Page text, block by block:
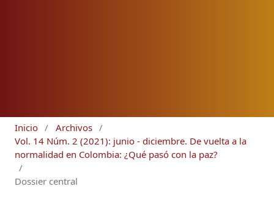
Inicio / Archivos /
Vol. 14 Núm. 2 (2021): junio - diciembre. De vuelta a la
normalidad en Colombia: ¿Qué pasó con la paz?
/
Dossier central